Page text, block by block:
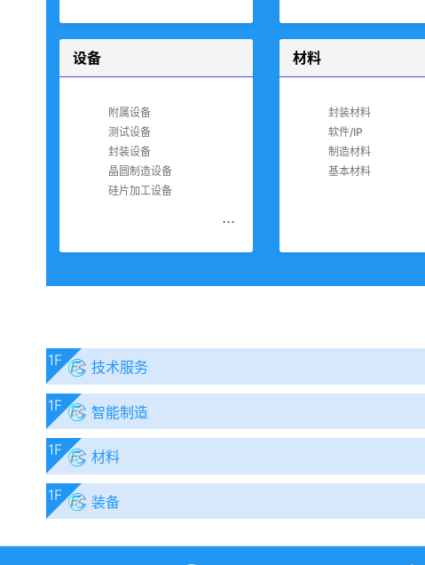
设备
附属设备
测试设备
封装设备
晶圆制造设备
硅片加工设备
...
材料
封装材料
软件/IP
制造材料
基本材料
1F 技术服务
1F 智能制造
1F 材料
1F 装备